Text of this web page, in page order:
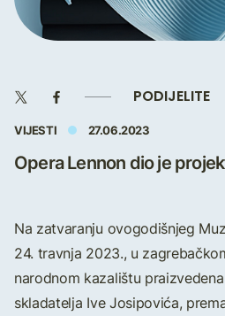
PODIJELITE
VIJESTI 27.06.2023
Opera Lennon dio je
Na zatvaranju ovogodišnjeg
24. travnja 2023., u
narodnom kazalištu
skladatelja Ive Josipovića,